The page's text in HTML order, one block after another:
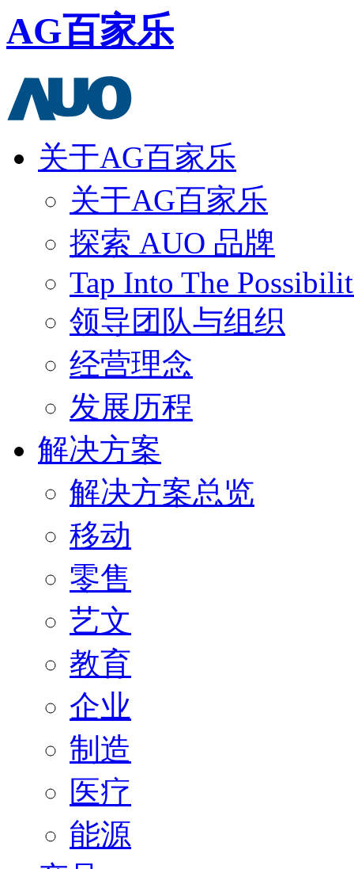
AG百家乐
关于AG百家乐
关于AG百家乐
探索 AUO 品牌
Tap Into The
领导团队与组织
经营理念
发展历程
解决方案
解决方案总览
移动
零售
艺文
教育
企业
制造
医疗
能源